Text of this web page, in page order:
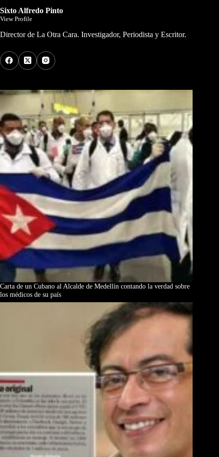
Sixto Alfredo Pinto
View Profile
Director de La Otra Cara. Investigador, Periodista y Escritor.
Carta de un Cubano al Alcalde de Medellín contando la verdad sobre
los médicos de su país